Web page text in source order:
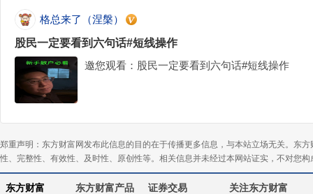
格总来了（涅槃）
股民一定要看到六句话#短线操作
邀您观看：股民一定要看到六句话#短线操作
郑重声明：东方财富网发布此信息的目的在于传播更多信息，与本站立场无关。东
性、完整性、有效性、及时性、原创性等。相关信息并未经过本网站证实，不对您
东方财富 东方财富产品 证券交易 关注东方财富